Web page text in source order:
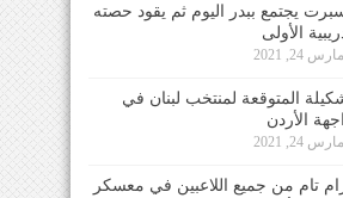
يجتمع ببدر اليوم ثم يقود حصته
الأولى
مارس 24, 2021
المتوقعة لمنتخب لبنان في
الأردن
مارس 24, 2021
تام من جميع اللاعبين في معسكر